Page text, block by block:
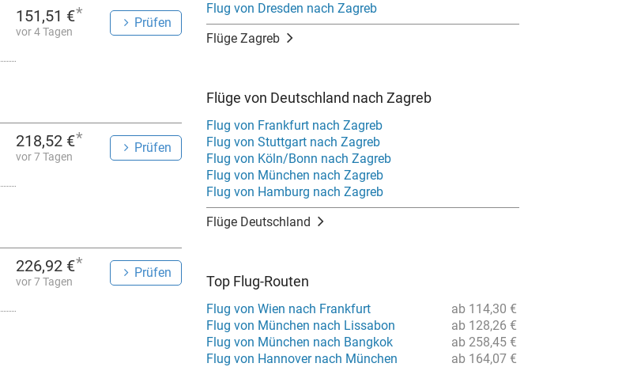
151,51 €*
vor 4 Tagen
Prüfen
218,52 €*
vor 7 Tagen
Prüfen
226,92 €*
vor 7 Tagen
Prüfen
Flug von Dresden nach Zagreb
Flüge Zagreb
Flüge von Deutschland nach Zagreb
Flug von Frankfurt nach Zagreb
Flug von Stuttgart nach Zagreb
Flug von Köln/Bonn nach Zagreb
Flug von München nach Zagreb
Flug von Hamburg nach Zagreb
Flüge Deutschland
Top Flug-Routen
ab 114,30 €
Flug von Wien nach Frankfurt
ab 128,26 €
Flug von München nach Lissabon
ab 258,45 €
Flug von München nach Bangkok
ab 164,07 €
Flug von Hannover nach München